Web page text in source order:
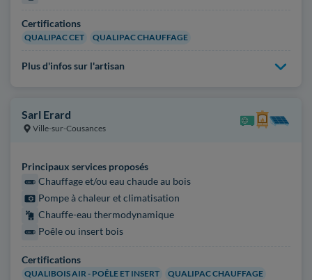
Certifications
QUALIPAC CET QUALIPAC CHAUFFAGE
Plus d'infos sur l'artisan
Sarl Erard
Ville-sur-Cousances
Principaux services proposés
Chauffage et/ou eau chaude au bois
Pompe à chaleur et climatisation
Chauffe-eau thermodynamique
Poêle ou insert bois
Certifications
QUALIBOIS AIR - POÊLE ET INSERT
QUALIPAC CHAUFFAGE